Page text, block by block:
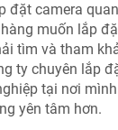
đặt camera
muốn lắp
tìm và tham
ty chuyên lắp
tại nơi
yên tâm hơn.